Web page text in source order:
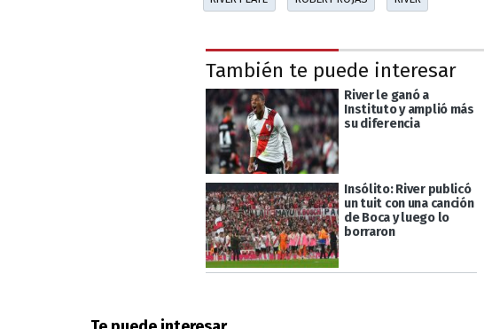
También te puede interesar
River le ganó a
Instituto y amplió más
su diferencia
Insólito: River publicó
un tuit con una canción
de Boca y luego lo
borraron